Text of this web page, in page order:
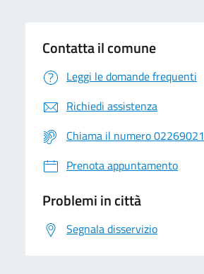
Contatta il comune
Leggi le domande frequenti
Richiedi assistenza
Chiama il numero 02269021
Prenota appuntamento
Problemi in città
Segnala disservizio